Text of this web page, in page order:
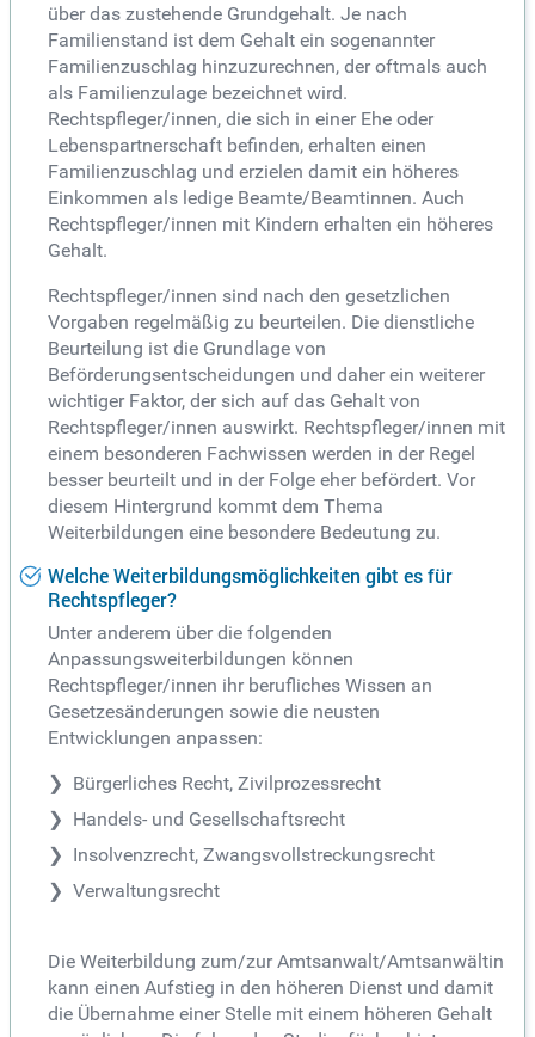
über das zustehende Grundgehalt. Je nach
Familienstand ist dem Gehalt ein sogenannter
Familienzuschlag hinzuzurechnen, der oftmals auch
als Familienzulage bezeichnet wird.
Rechtspfleger/innen, die sich in einer Ehe oder
Lebenspartnerschaft befinden, erhalten einen
Familienzuschlag und erzielen damit ein höheres
Einkommen als ledige Beamte/Beamtinnen. Auch
Rechtspfleger/innen mit Kindern erhalten ein höheres
Gehalt.
Rechtspfleger/innen sind nach den gesetzlichen
Vorgaben regelmäßig zu beurteilen. Die dienstliche
Beurteilung ist die Grundlage von
Beförderungsentscheidungen und daher ein weiterer
wichtiger Faktor, der sich auf das Gehalt von
Rechtspfleger/innen auswirkt. Rechtspfleger/innen mit
einem besonderen Fachwissen werden in der Regel
besser beurteilt und in der Folge eher befördert. Vor
diesem Hintergrund kommt dem Thema
Weiterbildungen eine besondere Bedeutung zu.
Welche Weiterbildungsmöglichkeiten gibt es für
Rechtspfleger?
Unter anderem über die folgenden
Anpassungsweiterbildungen können
Rechtspfleger/innen ihr berufliches Wissen an
Gesetzesänderungen sowie die neusten
Entwicklungen anpassen:
Bürgerliches Recht, Zivilprozessrecht
Handels- und Gesellschaftsrecht
Insolvenzrecht, Zwangsvollstreckungsrecht
Verwaltungsrecht
Die Weiterbildung zum/zur Amtsanwalt/Amtsanwältin
kann einen Aufstieg in den höheren Dienst und damit
die Übernahme einer Stelle mit einem höheren Gehalt